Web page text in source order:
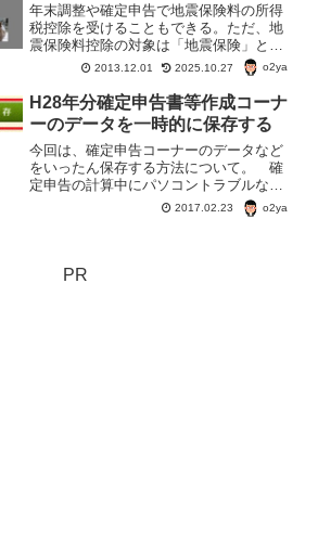
年末調整や確定申告で地震保険料の所得
税控除を受けることもできる。ただ、地
震保険料控除の対象は「地震保険」と
「旧長期損害保険契約」２種類あって控
除の対象となる金額が違ったりする。
「地震保険」「旧長期損害保険契約」の
違いは何？控除額は幾ら違う？
2013.12.01 2025.10.27 o2ya
H28年分確定申告書等作成コーナ
ーのデータを一時的に保存する
今回は、確定申告コーナーのデータなど
をいったん保存する方法について。 確
定申告の計算中にパソコントラブルなど
でデーターが飛んでしまう危険もあるの
でこまめに保存したほうが安心確定申告
2017.02.23 o2ya
PR